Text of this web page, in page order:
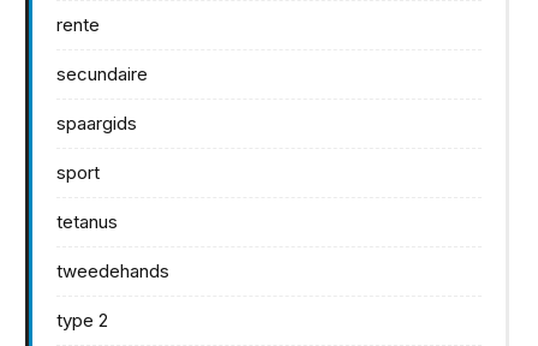
rente
secundaire
spaargids
sport
tetanus
tweedehands
type 2